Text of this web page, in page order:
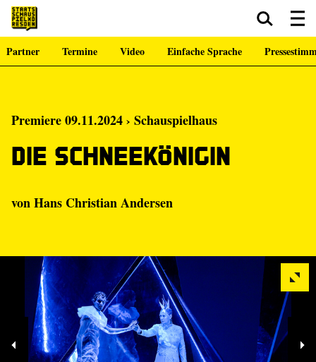
Zum Hauptinhalt springen Zum Footer springen
Partner Termine Video Einfache Sprache
Premiere 09.11.2024 › Schauspielhaus
Die Schneekönigin
von Hans Christian Andersen